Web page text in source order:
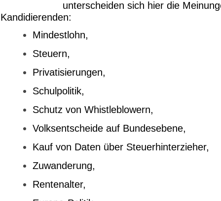
unterscheiden sich hier die
Kandidierenden:
Mindestlohn,
Steuern,
Privatisierungen,
Schulpolitik,
Schutz von Whistleblowern,
Volksentscheide auf Bundesebene,
Kauf von Daten über Steuerhinterzieher,
Zuwanderung,
Rentenalter,